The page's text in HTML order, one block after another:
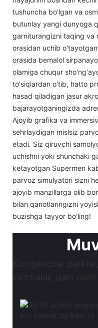
tushuncha bo'lgan va
butunlay yangi dunyoga
garniturangizni taqing va
orasidan uchib
orasida bemalol
olamiga chuqur
to'siqlardan o'tib, hatto
hasad qiladigan jasur
bajarayotganingizda
Ajoyib grafika va
sehrlaydigan mislsiz
etadi. Siz qiruvchi
uchishni yoki shunchaki
ketayotgan Supermen
parvoz simulyatori sizni
ajoyib manzillarga olib
bilan qanotlaringizni
buzishga tayyor bo'ling!